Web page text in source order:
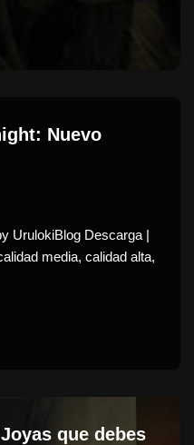
Nuevo
UrulokiBlog Descarga |
media, calidad alta,
que debes